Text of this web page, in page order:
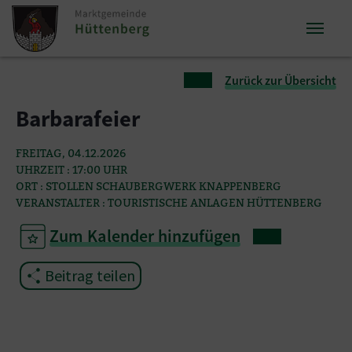
Zum Inhalt springen
Zum Seitenende springen
Zurück zur Übersicht
Barbarafeier
FREITAG, 04.12.2026
UHRZEIT : 17:00 UHR
ORT : STOLLEN SCHAUBERGWERK KNAPPENBERG
VERANSTALTER : TOURISTISCHE ANLAGEN HÜTTENBERG
Zum Kalender hinzufügen
Beitrag teilen